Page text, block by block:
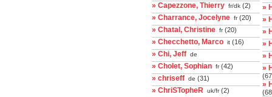
» Capezzone, Thierry fr/dk (2)
» Charrance, Jocelyne fr(20)
» Chatal, Christine fr(20)
» Checchetto, Marco it (16)
» Chi, Jeff de
» Cholet, Sophian fr(42)
» chriseff de (31)
» ChriSTopheR uk/fr(2)
»
»
»
»
»
»
»